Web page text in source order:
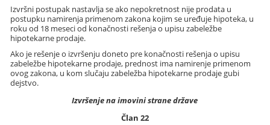
Izvršni postupak nastavlja se ako nepokretnost nije prodata u
postupku namirenja primenom zakona kojim se uređuje hipoteka, u
roku od 18 meseci od konačnosti rešenja o upisu zabeležbe
hipotekarne prodaje.
Ako je rešenje o izvršenju doneto pre konačnosti rešenja o upisu
zabeležbe hipotekarne prodaje, prednost ima namirenje primenom
ovog zakona, u kom slučaju zabeležba hipotekarne prodaje gubi
dejstvo.
Izvršenje na imovini strane države
Član 22